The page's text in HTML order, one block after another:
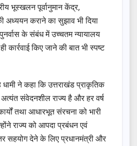
भूस्खलन पूर्वानुमान केंद्र,
अध्ययन कराने का सुझाव भी दिया
के संबंध में उच्चतम न्यायालय
कार्रवाई किए जाने की बात भी स्पष्ट
ने कहा कि उत्तराखंड प्राकृतिक
संवेदनशील राज्य है और हर वर्ष
तथा आधारभूत संरचना को भारी
राज्य को आपदा प्रबंधन एवं
सहयोग देने के लिए प्रधानमंत्री और